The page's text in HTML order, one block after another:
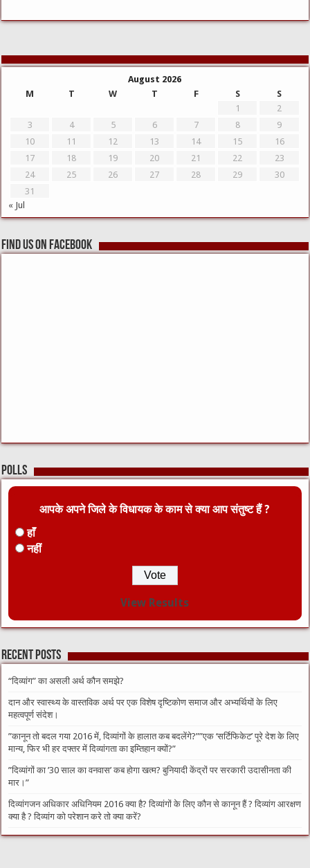
August 2026
M
T W T F S
S
1
2
3
4 5 6 7 8
9
10
11 12 13 14 15
16
17
18 19 20 21 22
23
24
25 26 27 28 29
30
31
« Jul
Find us on Facebook
Polls
आपके अपने जिले के विधायक के काम से क्या आप संतुष्ट हैं ?
हाँ
नहीं
View Results
Recent Posts
“दिव्यांग” का असली अर्थ कौन समझे?
दान और स्वास्थ्य के वास्तविक अर्थ पर एक विशेष दृष्टिकोण समाज और अभ्यर्थियों के लिए
महत्वपूर्ण संदेश।
​”कानून तो बदल गया 2016 में, दिव्यांगों के हालात कब बदलेंगे?”​”एक ‘सर्टिफिकेट’ पूरे देश के लिए
मान्य, फिर भी हर दफ्तर में दिव्यांगता का इम्तिहान क्यों?”
​”दिव्यांगों का ’30 साल का वनवास’ कब होगा खत्म? बुनियादी केंद्रों पर सरकारी उदासीनता की
मार।”
दिव्यांगजन अधिकार अधिनियम 2016 क्या है? दिव्यांगों के लिए कौन से कानून हैं ? दिव्यांग आरक्षण
क्या है ? दिव्यांग को परेशान करे तो क्या करें?